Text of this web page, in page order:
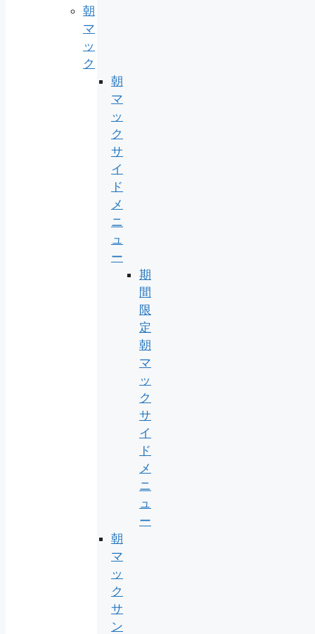
朝
マ
ッ
ク
朝
マ
ッ
ク
サ
イ
ド
メ
ニ
ュ
ー
期
間
限
定
朝
マ
ッ
ク
サ
イ
ド
メ
ニ
ュ
ー
朝
マ
ッ
ク
サ
ン